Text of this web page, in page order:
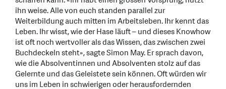
ihn weise. Alle von euch standen parallel zur
Weiterbildung auch mitten im Arbeitsleben. Ihr kennt das
Leben. Ihr wisst, wie der Hase läuft – und dieses Knowhow
ist oft noch wertvoller als das Wissen, das zwischen zwei
Buchdeckeln steht», sagte Simon May. Er sprach davon,
wie die Absolventinnen und Absolventen stolz auf das
Gelernte und das Geleistete sein können. Oft würden wir
uns im Leben in schwierigen oder herausfordernden